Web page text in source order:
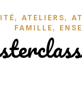
, ATELIERS,
FAMILLE,